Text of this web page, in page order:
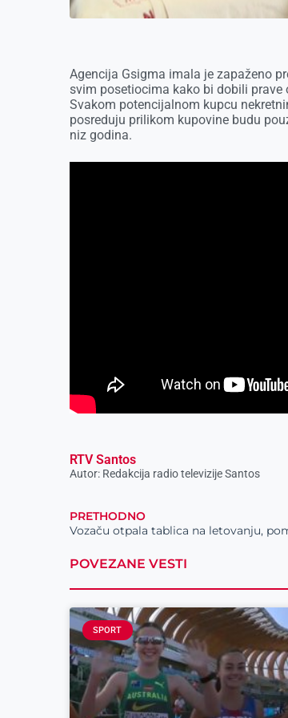
Agencija Gsigma imala je zapaženo
svim posetiocima kako bi dobili prave
Svakom potencijalnom kupcu
posreduju prilikom kupovine budu
niz godina.
RTV Santos
Autor: Redakcija radio televizije Santos
PRETHODNO
POVEZANE VESTI
SPORT